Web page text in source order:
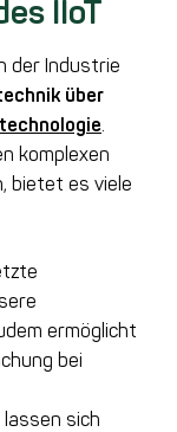
IIoT
der Industrie
über
.
komplexen
bietet es viele
ermöglicht
bei
sich